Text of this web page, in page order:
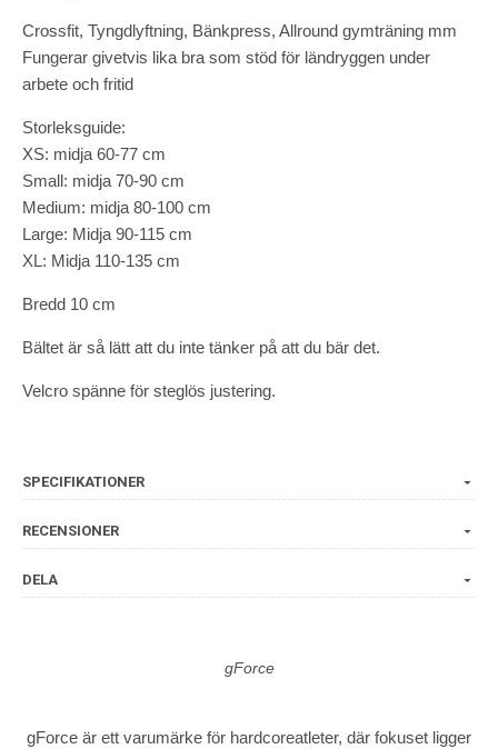
Crossfit, Tyngdlyftning, Bänkpress, Allround gymträning mm
Fungerar givetvis lika bra som stöd för ländryggen under
arbete och fritid
Storleksguide:
XS: midja 60-77 cm
Small: midja 70-90 cm
Medium: midja 80-100 cm
Large: Midja 90-115 cm
XL: Midja 110-135 cm
Bredd 10 cm
Bältet är så lätt att du inte tänker på att du bär det.
Velcro spänne för steglös justering.
SPECIFIKATIONER
RECENSIONER
DELA
gForce
gForce är ett varumärke för hardcoreatleter, där fokuset ligger